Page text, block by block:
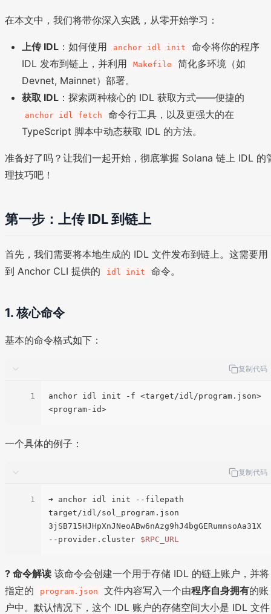
在本文中，我们将带你深入实践，从零开始学习：
上传 IDL ：如何使用 anchor idl init
命令将你的程序
IDL 发布到链上，并利用
Makefile
简化多环境（如
Devnet, Mainnet）部署。
获取 IDL ：探索两种核心的 IDL 获取方式——便捷的
anchor idl fetch
命令行工具，以及更强大的在
TypeScript 脚本中动态获取 IDL 的方法。
准备好了吗？让我们一起开始，彻底掌握 Solana 链上 IDL 的
理技巧吧！
第一步：上传 IDL 到链上
首先，我们需要将本地生成的 IDL 文件发布到链上。这需要用
到 Anchor CLI 提供的
idl init 命令。
1. 核心命令
基本的命令格式如下：
复制代码
1
anchor idl init -f <target/idl/program.json>
一个具体的例子：
复制代码
1
➜ anchor idl init --filepath
target/idl/sol_program.json
3jSB715HJHpXnJNeoABw6nAzg9hJ4bgGERumnsoAa31X
--provider.cluster $RPC_URL
? 命令解读 该命令会创建一个用于存储 IDL 的链上账户，并将
指定的
program.json 文件内容写入一个由程序自身拥有的账
户中。默认情况下，这个 IDL 账户的存储空间大小是 IDL 文件